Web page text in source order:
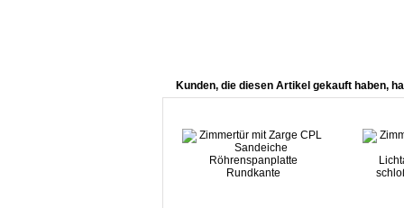
Kunden, die diesen Artikel gekauft haben,